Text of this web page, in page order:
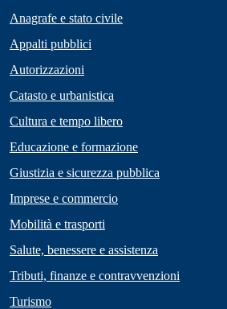
Anagrafe e stato civile
Appalti pubblici
Autorizzazioni
Catasto e urbanistica
Cultura e tempo libero
Educazione e formazione
Giustizia e sicurezza pubblica
Imprese e commercio
Mobilità e trasporti
Salute, benessere e assistenza
Tributi, finanze e contravvenzioni
Turismo